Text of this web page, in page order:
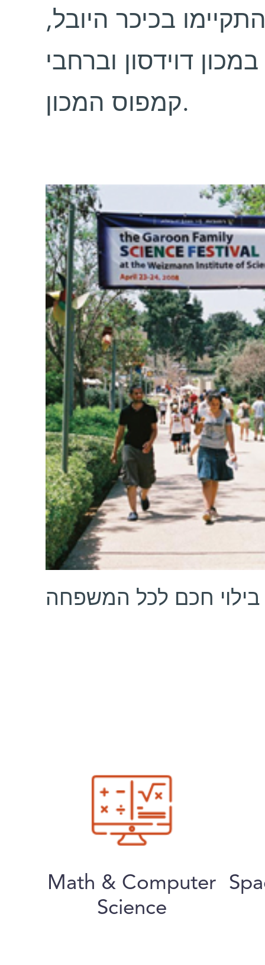
בכיכר היובל,
דוידסון וברחבי
קמפוס המכון.
בילוי חכם לכל המשפחה
Math & Computer
Science